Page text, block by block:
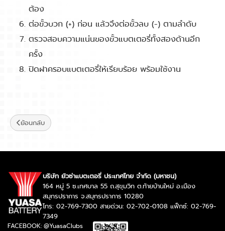
ต้อง
ต่อขั้วบวก (+) ก่อน แล้วจึงต่อขั้วลบ (-) ตามลำดับ
ตรวจสอบความแน่นของขั้วแบตเตอรี่ทั้งสองด้านอีก
ครั้ง
ปิดฝาครอบแบตเตอรี่ให้เรียบร้อย พร้อมใช้งาน
ย้อนกลับ
บริษัท ยัวซ่าแบตเตอรี่ ประเทศไทย จำกัด (มหาชน)
164 หมู่ 5 ซ.เทศบาล 55 ถ.สุขุมวิท ต.ท้ายบ้านใหม่ อ.เมือง
สมุทรปราการ จ.สมุทรปราการ 10280
โทร: 02-769-7300 สายด่วน: 02-702-0108 แฟ็กซ์: 02-769-
7349
FACEBOOK: @YuasaClubs